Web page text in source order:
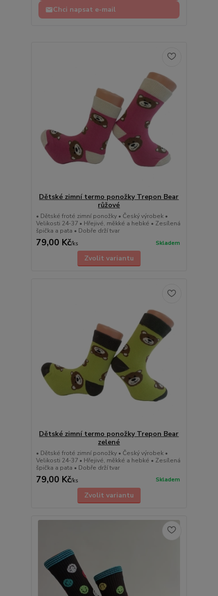
Chci napsat e-mail
Dětské zimní termo ponožky Trepon Bear
růžové
• Dětské froté zimní ponožky • Český výrobek •
Velikosti 24-37 • Hřejivé, měkké a hebké • Zesílená
špička a pata • Dobře drží tvar
79,00 Kč/ks Skladem
Zvolit variantu
Dětské zimní termo ponožky Trepon Bear
zelené
• Dětské froté zimní ponožky • Český výrobek •
Velikosti 24-37 • Hřejivé, měkké a hebké • Zesílená
špička a pata • Dobře drží tvar
79,00 Kč/ks Skladem
Zvolit variantu